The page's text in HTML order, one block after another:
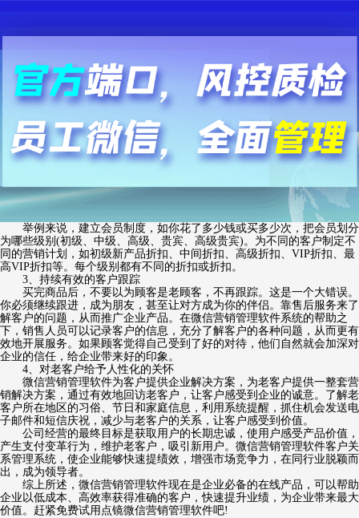
举例来说，建立会员制度，如你花了多少钱或买多少次，把会员划分
为哪些级别(初级、中级、高级、贵宾、高级贵宾)。为不同的客户制定不
同的营销计划，如初级新产品折扣、中间折扣、高级折扣、VIP折扣、最
高VIP折扣等。每个级别都有不同的折扣或折扣。
3、持续有效的客户跟踪
买完商品后，不要以为顾客是老顾客，不再跟踪。这是一个大错误。
你必须继续跟进，成为朋友，甚至让对方成为你的伴侣。靠售后服务来了
解客户的问题，从而推广企业产品。在微信营销管理软件系统的帮助之
下，销售人员可以记录客户的信息，充分了解客户的各种问题，从而更有
效地开展服务。如果顾客觉得自己受到了好的对待，他们自然就会加深对
企业的信任，给企业带来好的印象。
4、对老客户给予人性化的关怀
微信营销管理软件为客户提供企业解决方案，为老客户提供一整套营
销解决方案，通过有效地回访老客户，让客户感受到企业的诚意。了解老
客户所在地区的习俗、节日和家庭信息，利用系统提醒，抓住机会发送电
子邮件和短信庆祝，减少与老客户的关系，让客户感受到价值。
公司经营的最终目标是获取用户的长期忠诚，使用户感受产品价值，
产生支付变革行为，维护老客户，吸引新用户。微信营销管理软件客户关
系管理系统，使企业能够快速提绩效，增强市场竞争力，在同行业脱颖而
出，成为领导者。
综上所述，微信营销管理软件现在是企业必备的在线产品，可以帮助
企业以低成本、高效率获得准确的客户，快速提升业绩，为企业带来最大
价值。赶紧免费试用点镜微信营销管理软件吧!